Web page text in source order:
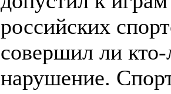
российских
совершил ли
нарушение.